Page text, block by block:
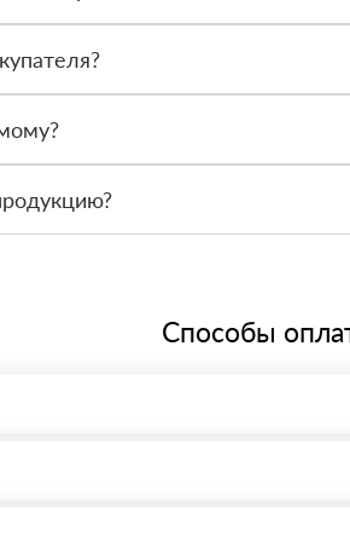
Способы